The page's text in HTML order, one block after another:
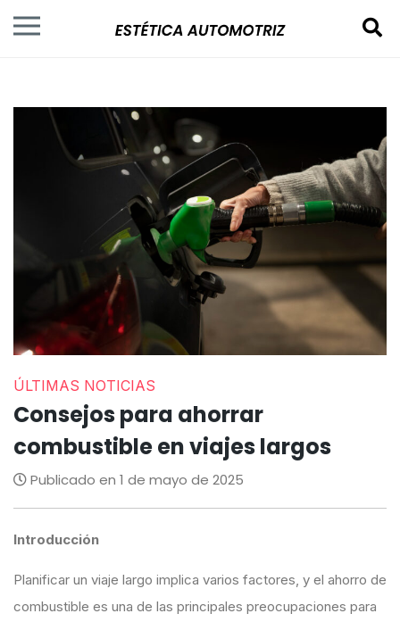
ÚLTIMAS NOTICIAS
Consejos para ahorrar
combustible en viajes largos
Publicado en 1 de mayo de 2025
Introducción
Planificar un viaje largo implica varios factores, y el ahorro de
combustible es una de las principales preocupaciones para